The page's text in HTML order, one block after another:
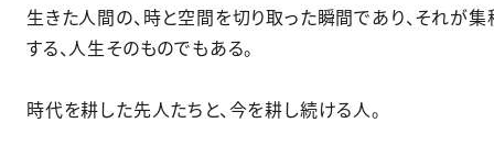
生きた人間の、時と空間を切り取った瞬間であり、それが集
する、人生そのものでもある。​
時代を耕した先人たちと、今を耕し続ける人。​